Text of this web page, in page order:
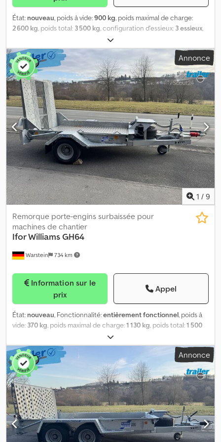
État: nouveau, poids à vide:900 kg, poids maximal de charge:
2 600 kg, poids total: 3 500 kg, configuration d'essieux: 3 essieux,
longueur de l'espace de chargement:
l’espace de chargement:1 840 mm, suspension:lame
parabolique (ressort)
, Remorque pour engins de chantier Ifor
Williams ► Tridem / 3 essieux ► Arrière coudé pour angle de
montée extra plat ► Rampe pleine largeur, 120 cm de long ►
Dimensions utiles env. : Lxl 419 x184 cm ► PTAC : 3500 kg ► Poids
à vide env. : 900 kg ► Plancher en contreplaqué antidérapant 24
mm pour forte charge ponctuelle ► 10 anneaux d'arrimage (800
kg) ► Support pour godet à l'avant ► Garde-boue en acier,
marchables ► Pneus : 185/70R13C ► Roue de secours complète
Djdoygltnepfx Ah Iekr Options incluses dans le prix : ► 4 anneaux
d'arrimage supplémentaires au plancher ► Roue de secours
avec support
Annonce
1 / 9
Warstein 734 km
Remorque porte-engins surbaissée pour
machines de chantier
Ifor WilliamsGH64
prix
Appel
État: nouveau, Fonctionnalité:entièrement fonctionnel, poids à
vide: 370 kg, poids maximal de charge:1 130 kg, poids total:1 500
1 essieu
chargement:1 880 mm, largeur de l’espace de chargement:1 230
mm, suspension:lame parabolique (ressort)
, dimension des
pneus:195/55R10C
, Ifor Williams GH64 ► Remorque pour engins
de chantier ► Rampe monobloc de 120 cm avec ressort ►
Dimensions intérieures utiles : env. 188 x 123 cm ► PTAC : 1 500 kg
► Poids à vide env. 370 kg ► Plancher en contreplaqué
antidérapant de 24 mm !! ► Roue jockey renforcée ► Anneaux
d’arrimage soudés robustes (800 kg) ► Support pour bras de
pelle ► Garde-boues en acier accessibles ► Pneus : 195/55R10C
► Roue de secours complète Dkodpfxjyglm Ij Ah Ijr ► Éclairage
Annonce